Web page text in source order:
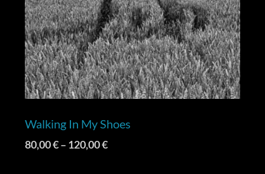
Walking In My Shoes
80,00€– 120,00€